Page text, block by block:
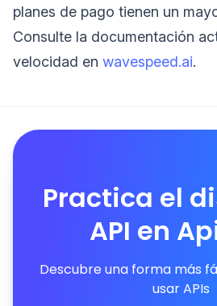
planes de pago tienen un
Consulte la documentación
velocidad en wavespeed.ai.
Practica el
API en
Descubre una forma más
usar APIs